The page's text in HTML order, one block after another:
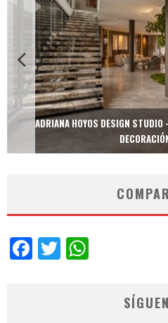
ADRIANA HOYOS DESIGN
Facebook
Twitter